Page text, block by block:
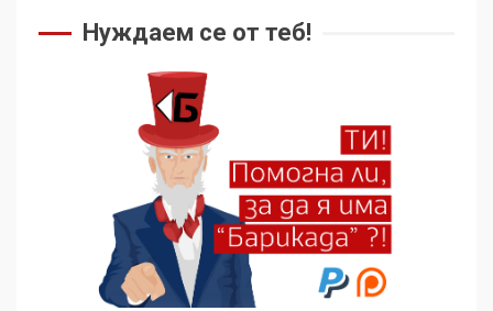
Нуждаем се от теб!